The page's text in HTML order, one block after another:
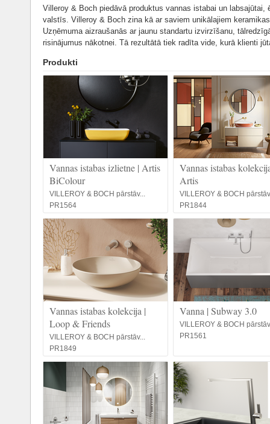
Villeroy & Boch piedāvā produktus vannas istabai un
valstīs. Villeroy & Boch zina kā ar saviem unikālajiem
Uzņēmuma aizraušanās ar jaunu standartu izvirzīšanu,
risinājumus nākotnei. Tā rezultātā tiek radīta vide, kurā klienti
Produkti
Vannas istabas izlietne | Artis
BiColour
VILLEROY & BOCH pārstāv...
PR1564
Vannas istabas
Artis
VILLEROY & BOCH
PR1844
Vannas istabas kolekcija |
Loop & Friends
VILLEROY & BOCH pārstāv...
PR1849
Vanna | Subway 3.0
VILLEROY & BOCH
PR1561